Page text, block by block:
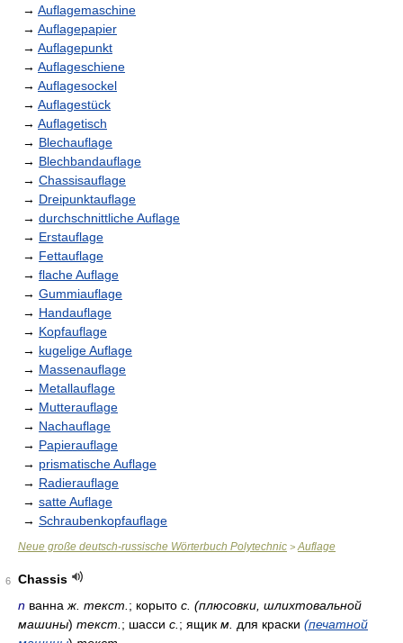
→ Auflagemaschine
→ Auflagepapier
→ Auflagepunkt
→ Auflageschiene
→ Auflagesockel
→ Auflagestück
→ Auflagetisch
→ Blechauflage
→ Blechbandauflage
→ Chassisauflage
→ Dreipunktauflage
→ durchschnittliche Auflage
→ Erstauflage
→ Fettauflage
→ flache Auflage
→ Gummiauflage
→ Handauflage
→ Kopfauflage
→ kugelige Auflage
→ Massenauflage
→ Metallauflage
→ Mutterauflage
→ Nachauflage
→ Papierauflage
→ prismatische Auflage
→ Radierauflage
→ satte Auflage
→ Schraubenkopfauflage
Neue große deutsch-russische Wörterbuch Polytechnic > Auflage
6
Chassis
n ванна ж. текст. ; корыто с. (плюсовки, шлихтовальной
машины) текст. ; шасси с. ; ящик м. для краски (печатной